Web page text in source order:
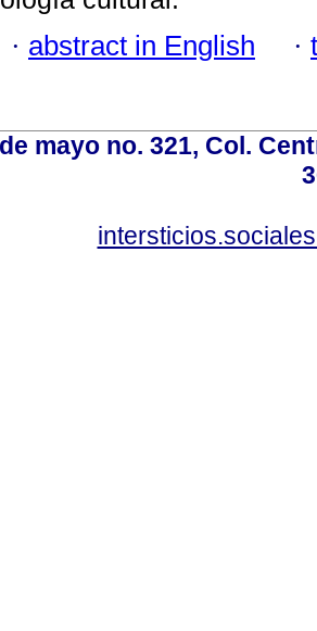
· abstract in English ·
mayo no. 321, Col.